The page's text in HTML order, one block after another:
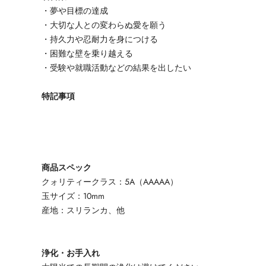
・夢や目標の達成
・大切な人との変わらぬ愛を願う
・持久力や忍耐力を身につける
・困難な壁を乗り越える
・受験や就職活動などの結果を出したい
特記事項
商品スペック
クォリティークラス：5A（AAAAA）
玉サイズ：10mm
産地：スリランカ、他
浄化・お手入れ